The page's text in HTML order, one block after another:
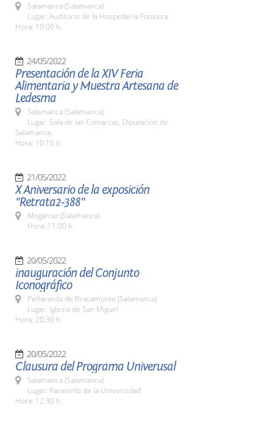
Salamanca (Salamanca)
Lugar: Auditorio de la Hospedería Fonseca
Hora: 10:00 h.
24/05/2022
Presentación de la XIV Feria
Alimentaria y Muestra Artesana de
Ledesma
Salamanca (Salamanca)
Lugar: Sala de las Comarcas. Diputación de
Salamanca.
Hora: 10:15 h.
21/05/2022
X Aniversario de la exposición
"Retrata2-388"
Mogarraz (Salamanca)
Hora: 11:00 h.
20/05/2022
inauguración del Conjunto
Iconográfico
Peñaranda de Bracamonte (Salamanca)
Lugar: Iglesia de San Miguel
Hora: 20:30 h.
20/05/2022
Clausura del Programa Univerusal
Salamanca (Salamanca)
Lugar: Paraninfo de la Universidad
Hora: 12:30 h.